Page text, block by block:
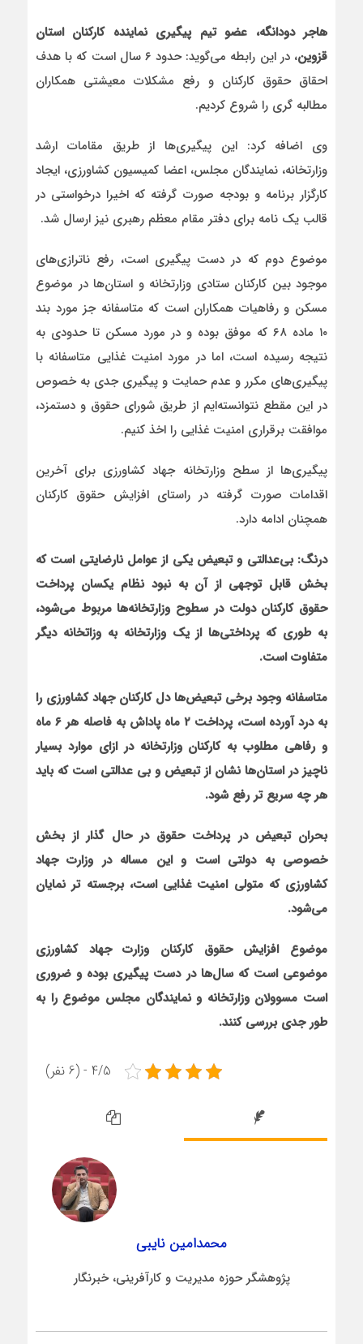
هاجر دودانگه، عضو تیم پیگیری نماینده کارکنان استان
قزوین
، در این رابطه می‌گوید: حدود ۶ سال است که با هدف
احقاق حقوق کارکنان و رفع مشکلات معیشتی همکاران
مطالبه گری را شروع کردیم.
وی اضافه کرد: این پیگیری‌ها از طریق مقامات ارشد
وزارتخانه، نمایندگان مجلس، اعضا کمیسیون کشاورزی، ایجاد
کارگزار برنامه و بودجه صورت گرفته که اخیرا درخواستی در
قالب یک نامه برای دفتر مقام معظم رهبری نیز ارسال شد.
موضوع دوم که در دست پیگیری است، رفع ناترازی‌های
موجود بین کارکنان ستادی وزارتخانه و استان‌ها در موضوع
مسکن و رفاهیات همکاران است که متاسفانه جز مورد بند
۱۰ ماده ۶۸ که موفق بوده و در مورد مسکن تا حدودی به
نتیجه رسیده است، اما در مورد امنیت غذایی متاسفانه با
پیگیری‌های مکرر و عدم حمایت و پیگیری جدی به خصوص
در این مقطع نتوانسته‌ایم از طریق شورای حقوق و دستمزد،
موافقت برقراری امنیت غذایی را اخذ کنیم.
پیگیری‌ها از سطح وزارتخانه جهاد کشاورزی برای آخرین
اقدامات صورت گرفته در راستای افزایش حقوق کارکنان
همچنان ادامه دارد.
درنگ: بی‌عدالتی و تبعیض یکی از عوامل نارضایتی است که
بخش قابل توجهی از آن به نبود نظام یکسان پرداخت
حقوق کارکنان دولت در سطوح وزارتخانه‌ها مربوط می‌شود،
به طوری که پرداختی‌ها از یک وزارتخانه به وزاتخانه دیگر
متفاوت است.
متاسفانه وجود برخی تبعیض‌ها دل کارکنان جهاد کشاورزی را
به درد آورده است، پرداخت ۲ ماه پاداش به فاصله هر ۶ ماه
و رفاهی مطلوب به کارکنان وزارتخانه در ازای موارد بسیار
ناچیز در استان‌ها نشان از تبعیض و بی عدالتی است که باید
هر چه سریع تر رفع شود.
بحران تبعیض در پرداخت حقوق در حال گذار از بخش
خصوصی به دولتی است و این مساله در وزارت جهاد
کشاورزی که متولی امنیت غذایی است، برجسته تر نمایان
می‌شود.
موضوع افزایش حقوق کارکنان وزارت جهاد کشاورزی
موضوعی است که سال‌ها در دست پیگیری بوده و ضروری
است مسوولان وزارتخانه و نمایندگان مجلس موضوع را به
طور جدی بررسی کنند.
4/5 - (6 نفر)
محمدامین نایبی
پژوهشگر حوزه مدیریت و کارآفرینی، خبرنگار